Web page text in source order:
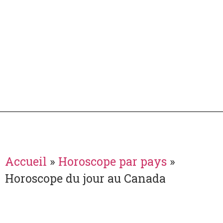
Accueil » Horoscope par pays »
Horoscope du jour au Canada